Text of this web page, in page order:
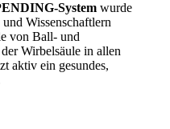
System wurde
Wissenschaftlern
von Ball- und
Wirbelsäule in allen
aktiv ein gesundes,